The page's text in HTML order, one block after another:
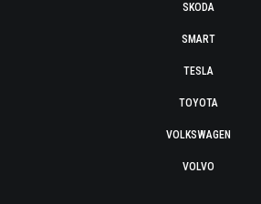
SKODA
SMART
TESLA
TOYOTA
VOLKSWAGEN
VOLVO